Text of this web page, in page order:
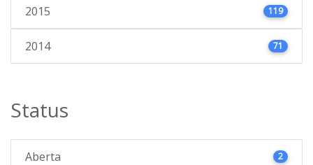
2015 119
2014 71
Status
Aberta 2